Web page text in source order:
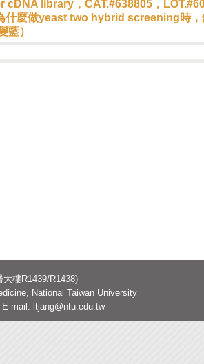
library，CAT.#638805，
什麼做yeast two hybrid screening時
藍）
大樓R1439/R1438)
National Taiwan University
mail: ltjang@ntu.edu.tw